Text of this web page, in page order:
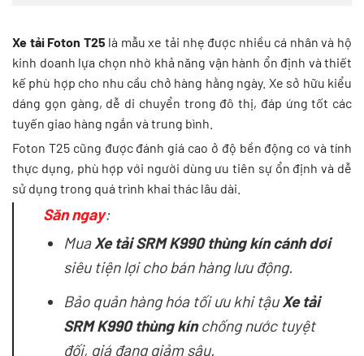
Xe tải Foton T25 là mẫu xe tải nhẹ được nhiều cá nhân và hộ
kinh doanh lựa chọn nhờ khả năng vận hành ổn định và thiết
kế phù hợp cho nhu cầu chở hàng hằng ngày. Xe sở hữu kiểu
dáng gọn gàng, dễ di chuyển trong đô thị, đáp ứng tốt các
tuyến giao hàng ngắn và trung bình.
Foton T25 cũng được đánh giá cao ở độ bền động cơ và tính
thực dụng, phù hợp với người dùng ưu tiên sự ổn định và dễ
sử dụng trong quá trình khai thác lâu dài.
Săn ngay:
MuaXe tải SRM K990 thùng kín cánh dơi
siêu tiện lợi cho bán hàng lưu động.
Bảo quản hàng hóa tối ưu khi tậuXe tải
SRM K990 thùng kínchống nước tuyệt
đối, giá đang giảm sâu.